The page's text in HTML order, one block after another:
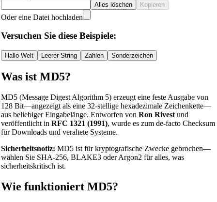
Alles löschen Kopieren
Oder eine Datei hochladen
Versuchen Sie diese Beispiele:
Hallo Welt Leerer String Zahlen Sonderzeichen
Was ist MD5?
MD5 (Message Digest Algorithm 5) erzeugt eine feste Ausgabe von
128 Bit—angezeigt als eine 32-stellige hexadezimale Zeichenkette—
aus beliebiger Eingabelänge. Entworfen von Ron Rivestund
veröffentlicht in RFC 1321 (1991), wurde es zum de-facto Checksum
für Downloads und veraltete Systeme.
Sicherheitsnotiz: MD5 ist für kryptografische Zwecke gebrochen—
wählen Sie SHA-256, BLAKE3 oder Argon2 für alles, was
sicherheitskritisch ist.
Wie funktioniert MD5?